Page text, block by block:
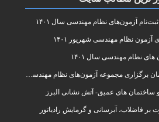
آزمون‌های نظام مهندسی سال ۱۴۰۱
آزمون نظام مهندسی شهریور ۱۴۰۱
نظام مهندسی سال ۱۴۰۱
مجموعه آزمون‌های نظام مهندسی ساختمان سال ۱۴۰۱
ساختمان های عمیق- آتش نشانی البرز
فاضلاب، آبرسانی و گرمایش رادیاتور